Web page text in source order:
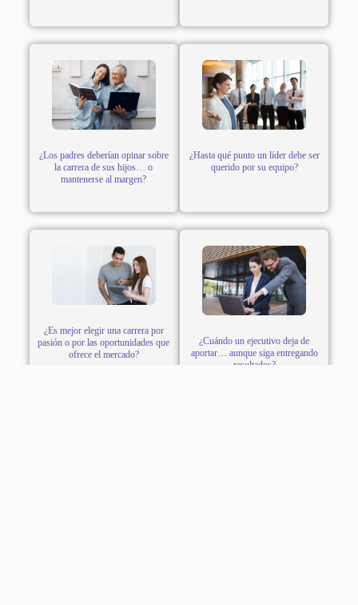
¿Los padres deberían opinar sobre
la carrera de sus hijos… o
mantenerse al margen?
¿Hasta qué punto un líder debe ser
querido por su equipo?
¿Es mejor elegir una carrera por
pasión o por las oportunidades que
ofrece el mercado?
¿Cuándo un ejecutivo deja de
aportar… aunque siga entregando
resultados?